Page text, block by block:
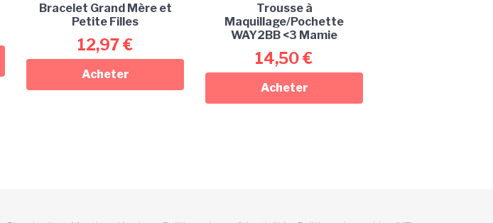
Bracelet Grand Mère et
Petite Filles
12,97€
Acheter
Trousse à
Maquillage/Pochette
WAY2BB <3 Mamie
14,50€
Acheter